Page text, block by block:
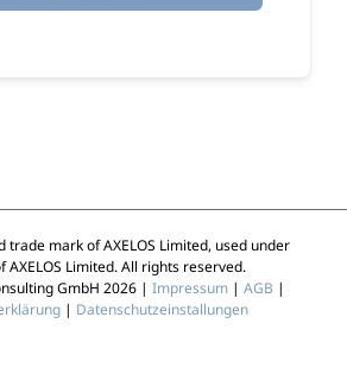
mark of AXELOS Limited, used under
AXELOS Limited. All rights reserved.
GmbH 2026 | Impressum | AGB |
| Datenschutzeinstallungen